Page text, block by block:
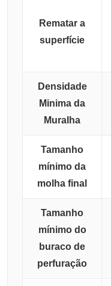
Rematar a
superfície
Densidade
Minima da
Muralha
Tamanho
mínimo da
molha final
Tamanho
mínimo do
buraco de
perfuração